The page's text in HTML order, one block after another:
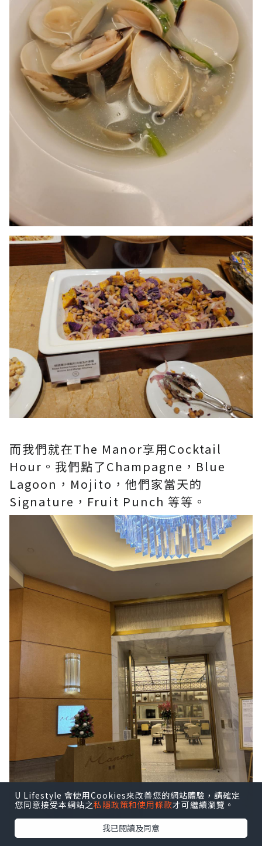
而我們就在The Manor享用Cocktail
Hour。我們點了Champagne，Blue
Lagoon，Mojito，他們家當天的
Signature，Fruit Punch 等等。
U Lifestyle 會使用Cookies來改善您的網站體驗，請確定
您同意接受本網站之私隱政策和使用條款才可繼續瀏覽。
我已閱讀及同意